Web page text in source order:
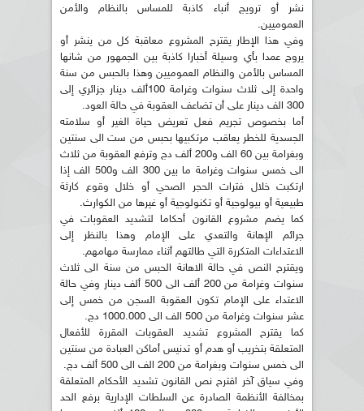
نشر أو ترويج أنباء كاذبة للمساس بالنظام والأمن
العموميين.
وفي هذا الإطار يقترح المشروع معاقبة كل من ينشر أو
يروج عمدا بأي وسيلة أخبارا كاذبة بين الجمهور من شانها
المساس بالأمن والنظام العموميين وهذا بالحبس من سنة
واحدة إلى ثلاث سنوات وغرامة 100ألف دينار جزائري إلى
300 الف دينار على أن تضاعف العقوبة في حالة العود.
أما بخصوص تجريم فعل تعريض حياة الغير أو سلامته
الجسدية للخطر يعاقب مرتكبيها بحبس من ست الى سنتين
وبغرامة بين 60 الف و200 ألف دج وترفع العقوبة من ثلاث
الى خمس سنوات وغرامة ما بين 300 الف و500 الف إذا
ارتكبت خلال فترات الحجر الصحي أو خلال وقوع كارثة
طبيعية أو بيولوجية أو تكنولوجية أو غيرها من الكوارث.
كما يضم مشروع القانون أحكاما لتشديد العقوبات في
جرائم الإهانة والتعدي على الإمام وهذا بالنظر إلى
الاعتداءات المتكررة التي طالتهم أثناء ممارسة مهامهم.
ويقترح النص في حالة الاهانة الحبس من سنة الى ثلاث
سنوات وغرامة من 200 ألف الى 500 ألف دينار وفي حالة
الاعتداء على الإمام تكون العقوبة السجن من خمس إلى
عشر سنوات وغرامة من 500 الف الى 1000.000 دج.
كما يقترح المشروع تشديد العقوبات المقررة للأفعال
المتعلقة بتخريب أو هدم أو تدنيس أماكن العبادة من سنتين
الى خمس سنوات وبغرامة من 200 الف الى 500 ألف دج.
وفي سياق آخر اقترح نص القانون تشديد الأحكام المتعلقة
بمخالفة الأنظمة الصادرة عن السلطات الإدارية برفع الحد